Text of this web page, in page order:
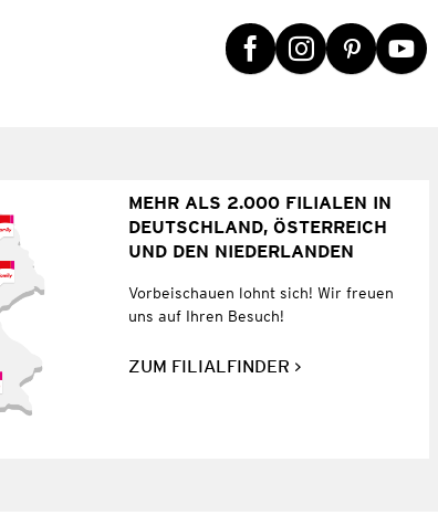
MEHR ALS 2.000 FILIALEN IN
DEUTSCHLAND, ÖSTERREICH
UND DEN NIEDERLANDEN
Vorbeischauen lohnt sich! Wir freuen
uns auf Ihren Besuch!
ZUM FILIALFINDER